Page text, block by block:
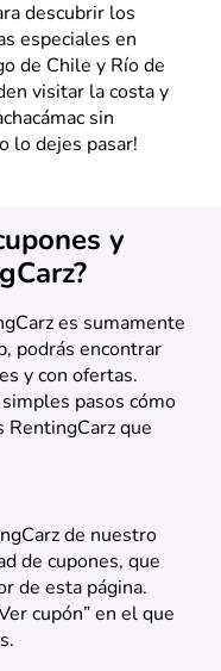
descubrir los
especiales en
de Chile y Río de
visitar la costa y
sin
lo dejes pasar!
y
es sumamente
podrás encontrar
y con ofertas.
pasos cómo
RentingCarz que
de nuestro
de cupones, que
de esta página.
cupón” en el que